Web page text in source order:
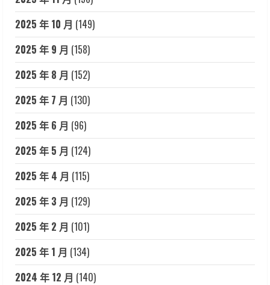
2025 年 10 月 (149)
2025 年 9 月 (158)
2025 年 8 月 (152)
2025 年 7 月 (130)
2025 年 6 月 (96)
2025 年 5 月 (124)
2025 年 4 月 (115)
2025 年 3 月 (129)
2025 年 2 月 (101)
2025 年 1 月 (134)
2024 年 12 月 (140)